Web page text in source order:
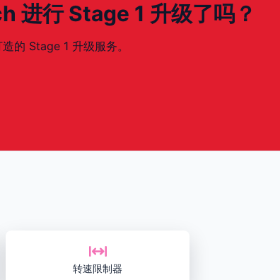
行 Stage 1 升级了吗？
的 Stage 1 升级服务。
转速限制器